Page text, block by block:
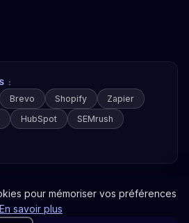
:
Brevo Shopify
Zapier
HubSpot
SEMrush
Pro. Tous droits réservés.
pour mémoriser vos préférences
En savoir plus